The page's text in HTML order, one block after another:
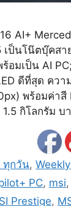
AI+
เป็นโน๊ตบุ๊คสา
อมเป็น AI
ดีที่สุด คว
พร้อมค่าสี
1.5 กิโลกรัม บ
ทุกวัน,
PC, msi,
Prestige,